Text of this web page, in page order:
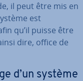
il peut être mis en
est
qu’il puisse être
dire, office de
d’un système